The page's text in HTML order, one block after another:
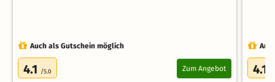
Auch als Gutschein möglich
4.1 /5.0 Zum Angebot 4.1